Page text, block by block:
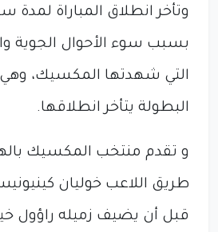
وتأخر انطلاق المباراة لمدة
بسبب سوء الأحوال الجوية
التي شهدتها المكسيك، وهي
البطولة يتأخر انطلاقها.
و تقدم منتخب المكسيك
قبل أن يضيف زميله راؤول